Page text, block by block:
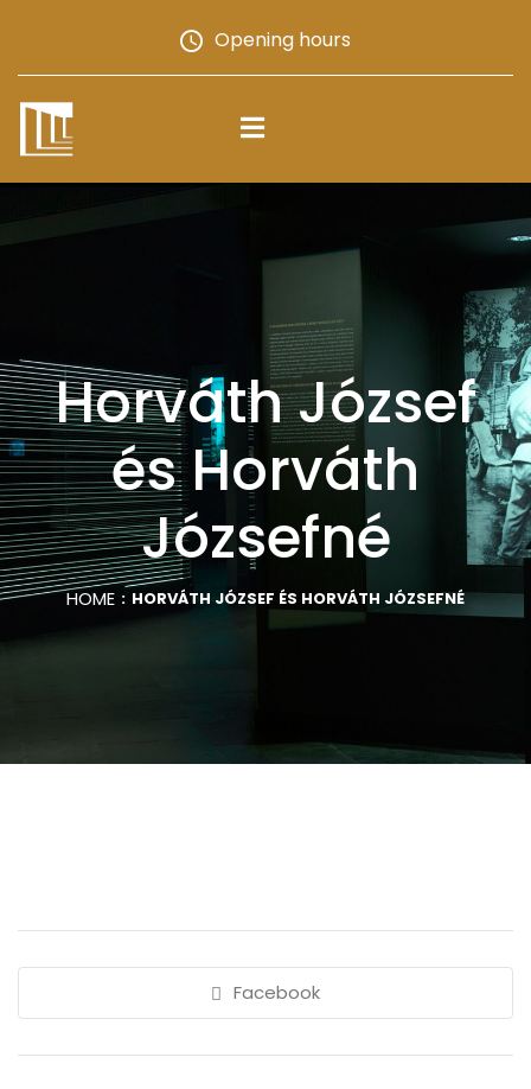
Opening hours
Horváth József
és Horváth
Józsefné
HOME HORVÁTH JÓZSEF ÉS HORVÁTH JÓZSEFNÉ
Facebook